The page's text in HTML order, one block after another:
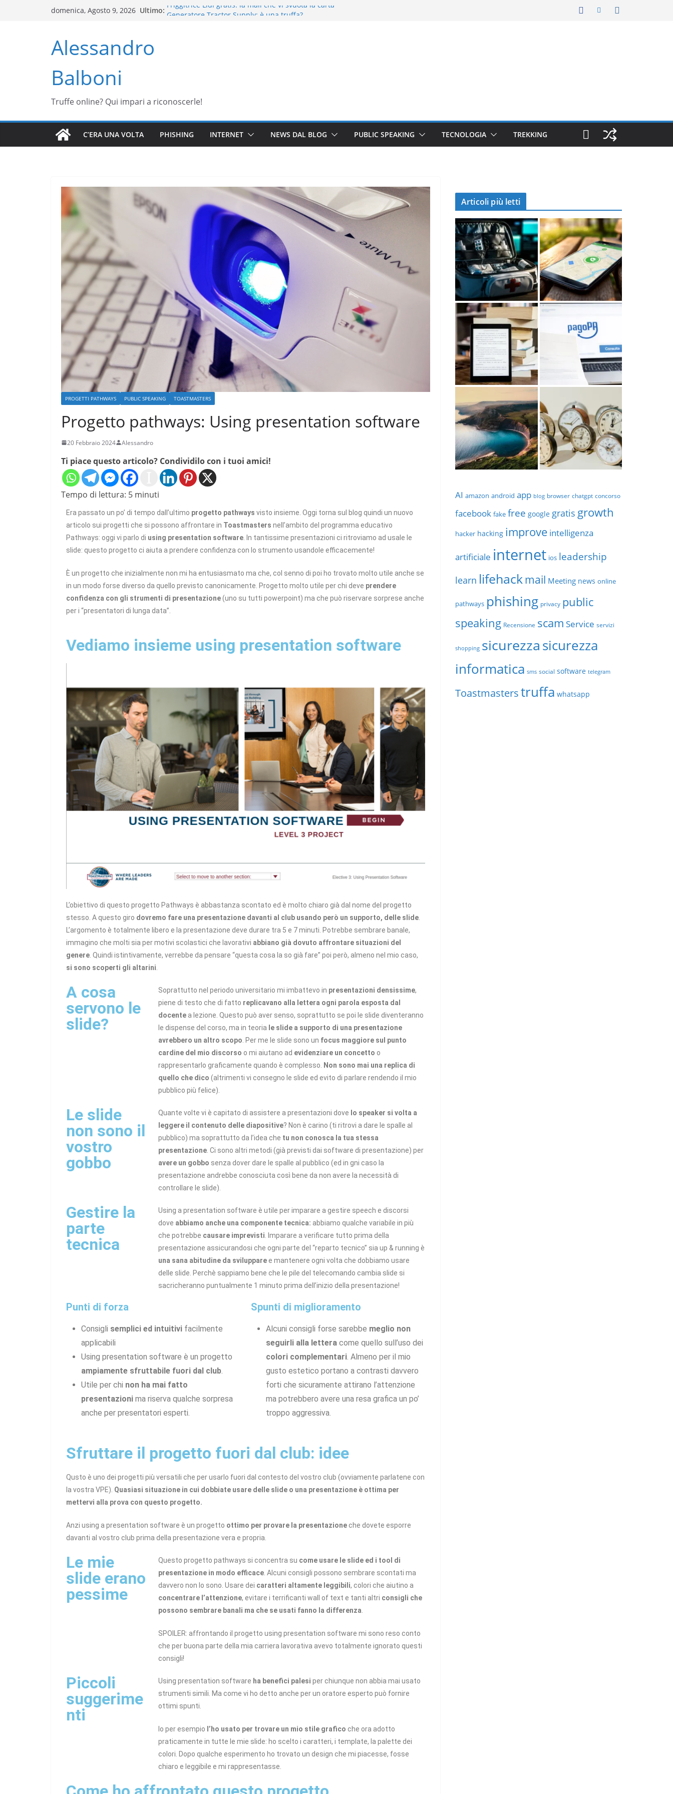
domenica, Agosto 9, 2026 Ultimo: Friggitrice Lidl gratis: la mail che vi svuota la carta
Alessandro
Balboni
Truffe online? Qui impari a riconoscerle!
C’ERA UNA VOLTA PHISHING INTERNET NEWS DAL BLOG PUBLIC SPEAKING TECNOLOGIA TREKKING
PROGETTI PATHWAYS PUBLIC SPEAKING TOASTMASTERS
Progetto pathways: Using presentation software
20 Febbraio 2024 Alessandro
Ti piace questo articolo? Condividilo con i tuoi amici!
Tempo di lettura: 5 minuti
Era passato un po’ di tempo dall’ultimo progetto pathways visto insieme. Oggi torna sul blog quindi un nuovo
articolo sui progetti che si possono affrontare in Toastmasters nell’ambito del programma educativo
Pathways: oggi vi parlo di using presentation software . In tantissime presentazioni ci ritroviamo ad usale le
slide: questo progetto ci aiuta a prendere confidenza con lo strumento usandole efficacemente!
È un progetto che inizialmente non mi ha entusiasmato ma che, col senno di poi ho trovato molto utile anche se
in un modo forse diverso da quello previsto canonicamente. Progetto molto utile per chi deve prendere
confidenza con gli strumenti di presentazione(uno su tutti powerpoint) ma che può riservare sorprese anche
per i “presentatori di lunga data”.
Vediamo insieme using presentation software
L’obiettivo di questo progetto Pathways è abbastanza scontato ed è molto chiaro già dal nome del progetto
stesso. A questo giro dovremo fare una presentazione davanti al club usando però un supporto, delle slide
L’argomento è totalmente libero e la presentazione deve durare tra 5 e 7 minuti. Potrebbe sembrare banale,
immagino che molti sia per motivi scolastici che lavorativi abbiano già dovuto affrontare situazioni del
genere . Quindi istintivamente, verrebbe da pensare “questa cosa la so già fare” poi però, almeno nel mio caso,
si sono scoperti gli altarini
A cosa
servono le
slide?
Soprattutto nel periodo universitario mi imbattevo in presentazioni densissime,
piene di testo che di fatto replicavano alla lettera ogni parola esposta dal
docente a lezione. Questo può aver senso, soprattutto se poi le slide diventeranno
le dispense del corso, ma in teoria le slide a supporto di una presentazione
avrebbero un altro scopo . Per me le slide sono un focus maggiore sul punto
cardine del mio discorso o mi aiutano ad evidenziare un concetto o
rappresentarlo graficamente quando è complesso.
Non sono mai una replica di
quello che dico (altrimenti vi consegno le slide ed evito di parlare rendendo il mio
pubblico più felice).
Le slide
non sono il
vostro
gobbo
Quante volte vi è capitato di assistere a presentazioni dove lo speaker si volta a
leggere il contenuto delle diapositive? Non è carino (ti ritrovi a dare le spalle al
pubblico) ma soprattutto da l’idea che tu non conosca la tua stessa
presentazione . Ci sono altri metodi (già previsti dai software di presentazione) per
avere un gobbo senza dover dare le spalle al pubblico (ed in gni caso la
presentazione andrebbe conosciuta così bene da non avere la necessità di
controllare le slide).
Gestire la
parte
tecnica
Using a presentation software è utile per imparare a gestire speech e discorsi
dove abbiamo anche una componente tecnica: abbiamo qualche variabile in più
che potrebbe causare imprevisti . Imparare a verificare tutto prima della
presentazione assicurandosi che ogni parte del “reparto tecnico” sia up & running è
una sana abitudine da svilupparee mantenere ogni volta che dobbiamo usare
delle slide. Perchè sappiamo bene che le pile del telecomando cambia slide si
sacricheranno puntualmente 1 minuto prima dell’inizio della presentazione!
Punti di forza
Consigli semplici ed intuitivi facilmente
applicabili
Using presentation software è un progetto
ampiamente sfruttabile fuori dal club.
Utile per chi non ha mai fatto
presentazioni ma riserva qualche sorpresa
anche per presentatori esperti.
Spunti di miglioramento
Alcuni consigli forse sarebbe meglio non
seguirli alla letteracome quello sull’uso dei
colori complementari. Almeno per il mio
gusto estetico portano a contrasti davvero
forti che sicuramente attirano l’attenzione
ma potrebbero avere una resa grafica un po’
troppo aggressiva.
Sfruttare il progetto fuori dal club: idee
Qusto è uno dei progetti più versatili che per usarlo fuori dal contesto del vostro club (ovviamente parlatene con
la vostra VPE). Quasiasi situazione in cui dobbiate usare delle slide o una presentazione è ottima per
mettervi alla prova con questo progetto.
Anzi using a presentation software è un progetto ottimo per provare la presentazione che dovete esporre
davanti al vostro club prima della presentazione vera e propria.
Le mie
slide erano
pessime
Questo progetto pathways si concentra su come usare le slide ed i tool di
presentazione in modo efficace . Alcuni consigli possono sembrare scontati ma
davvero non lo sono. Usare dei caratteri altamente leggibili, colori che aiutino a
concentrare l’attenzione, evitare i terrificanti wall of text e tanti altri consigli che
possono sembrare banali ma che se usati fanno la differenza
SPOILER: affrontando il progetto using presentation software mi sono reso conto
che per buona parte della mia carriera lavorativa avevo totalmente ignorato questi
consigli!
Piccoli
suggerime
nti
Using presentation software ha benefici palesiper chiunque non abbia mai usato
strumenti simili. Ma come vi ho detto anche per un oratore esperto può fornire
ottimi spunti.
Io per esempio l’ho usato per trovare un mio stile grafico che ora adotto
praticamente in tutte le mie slide: ho scelto i caratteri, i template, la palette dei
colori. Dopo qualche esperimento ho trovato un design che mi piacesse, fosse
chiaro e leggibile e mi rappresentasse.
Articoli più letti
AI amazon android app blog browser chatgpt concorso
facebook fake free google gratis growth
hacker hacking improve intelligenza
artificiale internet ios leadership
learn lifehackmail Meeting news online
pathways phishing privacy public
speaking Recensione scam Service servizi
shopping sicurezzasicurezza
informatica sms social software telegram
Toastmasterstruffa whatsapp